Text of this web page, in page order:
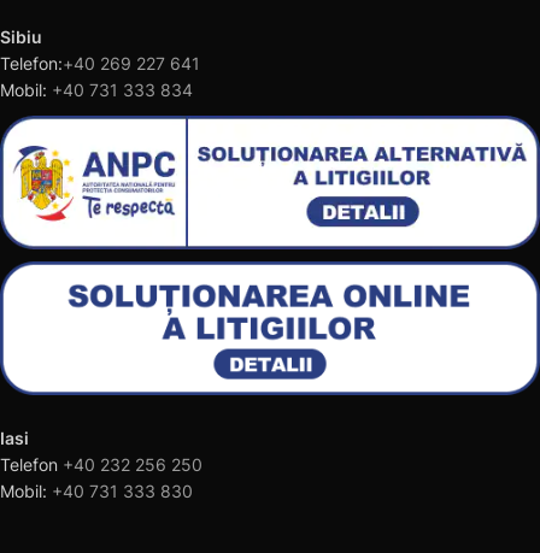
Sibiu
Telefon:+40 269 227 641
Mobil: +40 731 333 834
Iasi
Telefon +40 232 256 250
Mobil: +40 731 333 830